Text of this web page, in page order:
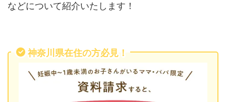
などについて紹介いたします！
神奈川県在住の方必見！